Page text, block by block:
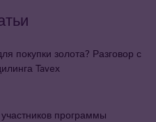
покупки золота? Разговор с
Tavex
программы